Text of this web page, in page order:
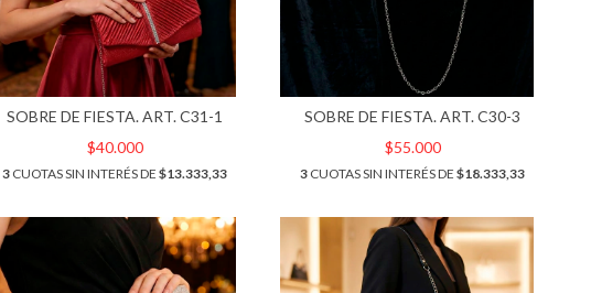
SOBRE DE FIESTA. ART. C31-1
$40.000
3 CUOTAS SIN INTERÉS DE$13.333,33
SOBRE DE FIESTA. ART. C30-3
$55.000
3 CUOTAS SIN INTERÉS DE$18.333,33